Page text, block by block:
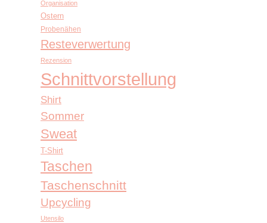
Organisation
Ostern
Probenähen
Resteverwertung
Rezension
Schnittvorstellung
Shirt
Sommer
Sweat
T-Shirt
Taschen
Taschenschnitt
Upcycling
Utensilo